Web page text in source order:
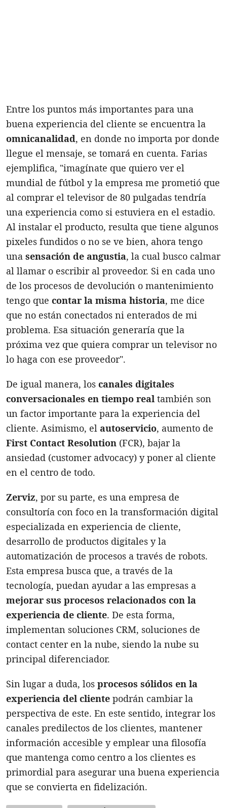
Entre los puntos más importantes para una
buena experiencia del cliente se encuentra la
omnicanalidad, en donde no importa por donde
llegue el mensaje, se tomará en cuenta. Farias
ejemplifica, "imagínate que quiero ver el
mundial de fútbol y la empresa me prometió que
al comprar el televisor de 80 pulgadas tendría
una experiencia como si estuviera en el estadio.
Al instalar el producto, resulta que tiene algunos
pixeles fundidos o no se ve bien, ahora tengo
una sensación de angustia, la cual busco calmar
al llamar o escribir al proveedor. Si en cada uno
de los procesos de devolución o mantenimiento
tengo que contar la misma historia, me dice
que no están conectados ni enterados de mi
problema. Esa situación generaría que la
próxima vez que quiera comprar un televisor no
lo haga con ese proveedor".
De igual manera, los canales digitales
conversacionales en tiempo real también son
un factor importante para la experiencia del
cliente. Asimismo, el autoservicio, aumento de
First Contact Resolution (FCR), bajar la
ansiedad (customer advocacy) y poner al cliente
en el centro de todo.
Zerviz, por su parte, es una empresa de
consultoría con foco en la transformación digital
especializada en experiencia de cliente,
desarrollo de productos digitales y la
automatización de procesos a través de robots.
Esta empresa busca que, a través de la
tecnología, puedan ayudar a las empresas a
mejorar sus procesos relacionados con la
experiencia de cliente. De esta forma,
implementan soluciones CRM, soluciones de
contact center en la nube, siendo la nube su
principal diferenciador.
Sin lugar a duda, los procesos sólidos en la
experiencia del cliente podrán cambiar la
perspectiva de este. En este sentido, integrar los
canales predilectos de los clientes, mantener
información accesible y emplear una filosofía
que mantenga como centro a los clientes es
primordial para asegurar una buena experiencia
que se convierta en fidelización.